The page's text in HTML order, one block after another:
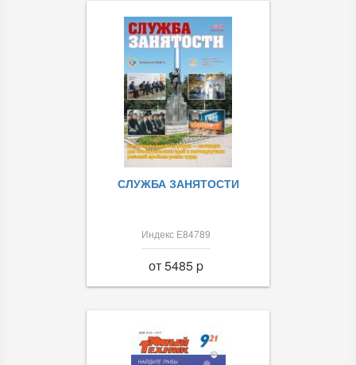
СЛУЖБА ЗАНЯТОСТИ
Индекс Е84789
от 5485 p